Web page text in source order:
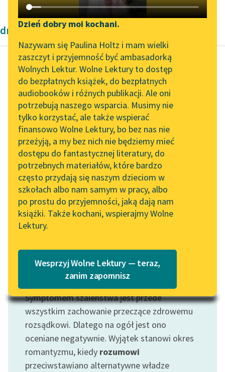
Katalog DAISY
Podkasty o książkach
Zgłoś brak utworu
Aktualności
Zapraszamy na spotkanie
online z tłumaczkami
literatury skandynawskiej
Spotkanie z Katarzyną
Tunkiel w Oslo
Wolne Lektury na 32.
Pol’and’Rock Festivalu
„Kochanek Lady
Chatterley” do słuchania
na Wolnych Lekturach
Nowy audiobook –
„Marzenie o Oriencie”
Lektury szkolne i klasyka
literatury do słuchania dla
uczennic i uczniów z
niepełnosprawnościami
E-kolekcja lektur
szkolnych i literatury do
Narzędzia
Mapa Wolnych Lektur
Leśmianator
Przewodnik dla piszących i
czytających
API
OAI-PMH
Widget Wolnych Lektur
Przypisy
Katalog w formacie PDF
Dzień dobry moi kochani.
Nazywam się Paulina Holtz i mam wielki
zaszczyt i przyjemność być ambasadorką
Wolnych Lektur. Wolne Lektury to dostęp
do bezpłatnych książek, do bezpłatnych
audiobooków i różnych publikacji. Ale oni
potrzebują naszego wsparcia. Musimy nie
tylko korzystać, ale także wspierać
finansowo Wolne Lektury, bo bez nas nie
przeżyją, a my bez nich nie będziemy mieć
dostępu do fantastycznej literatury, do
potrzebnych materiałów, które bardzo
często przydają się naszym dzieciom w
szkołach albo nam samym w pracy, albo
po prostu do przyjemności, jaką dają nam
książki. Także kochani, wspierajmy Wolne
Lektury.
Wesprzyj Wolne Lektury — teraz,
zanim zapomnisz
dramaty antyczne
Ajschylos
Prometeusz
skowany
Czytaj więcej
Motyw: Szaleństwo
Symptomem szaleństwa jest przede
wszystkim zachowanie przeczące zdrowemu
rozsądkowi. Dlatego na ogół jest ono
oceniane negatywnie. Wyjątek stanowi okres
romantyzmu, kiedy rozumowi
przeciwstawiano alternatywne władze